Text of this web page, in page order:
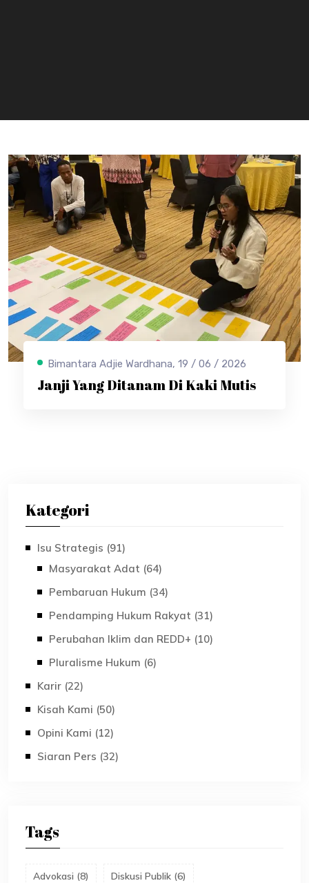
Bimantara Adjie Wardhana, 19 / 06 / 2026
Janji Yang Ditanam Di Kaki Mutis
Kategori
Isu Strategis (91)
Masyarakat Adat (64)
Pembaruan Hukum (34)
Pendamping Hukum Rakyat (31)
Perubahan Iklim dan REDD+ (10)
Pluralisme Hukum (6)
Karir (22)
Kisah Kami (50)
Opini Kami (12)
Siaran Pers (32)
Tags
Advokasi (8) Diskusi Publik (6)